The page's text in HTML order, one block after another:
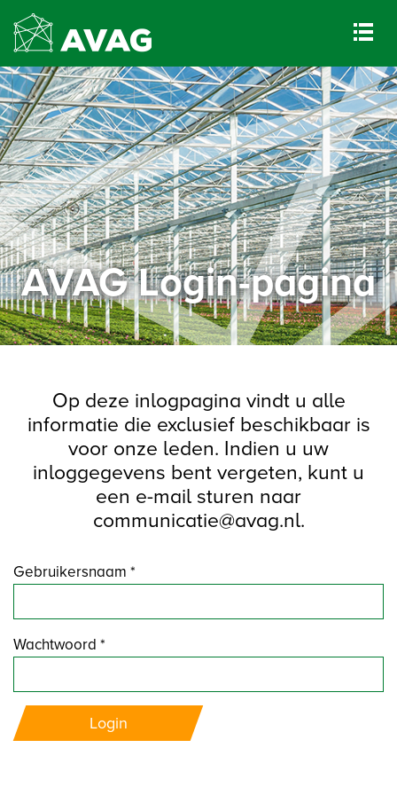
AVAG Login-pagina
Op deze inlogpagina vindt u alle
informatie die exclusief beschikbaar is
voor onze leden. Indien u uw
inloggegevens bent vergeten, kunt u
een e-mail sturen naar
communicatie@avag.nl.
Gebruikersnaam *
Wachtwoord *
Login